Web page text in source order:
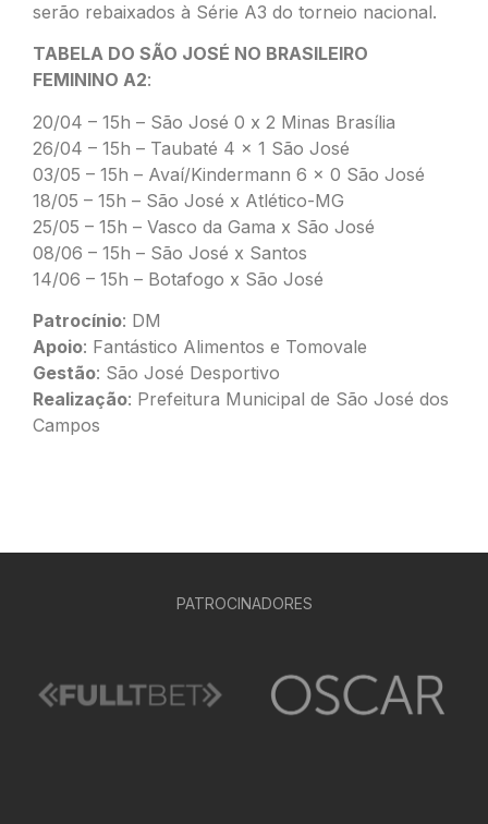
serão rebaixados à Série A3 do torneio nacional.
TABELA DO SÃO JOSÉ NO BRASILEIRO
FEMININO A2:
20/04 – 15h – São José 0 x 2 Minas Brasília
26/04 – 15h – Taubaté 4 x 1 São José
03/05 – 15h – Avaí/Kindermann 6 x 0 São José
18/05 – 15h – São José x Atlético-MG
25/05 – 15h – Vasco da Gama x São José
08/06 – 15h – São José x Santos
14/06 – 15h – Botafogo x São José
Patrocínio: DM
Apoio: Fantástico Alimentos e Tomovale
Gestão: São José Desportivo
Realização: Prefeitura Municipal de São José dos
Campos
PATROCINADORES